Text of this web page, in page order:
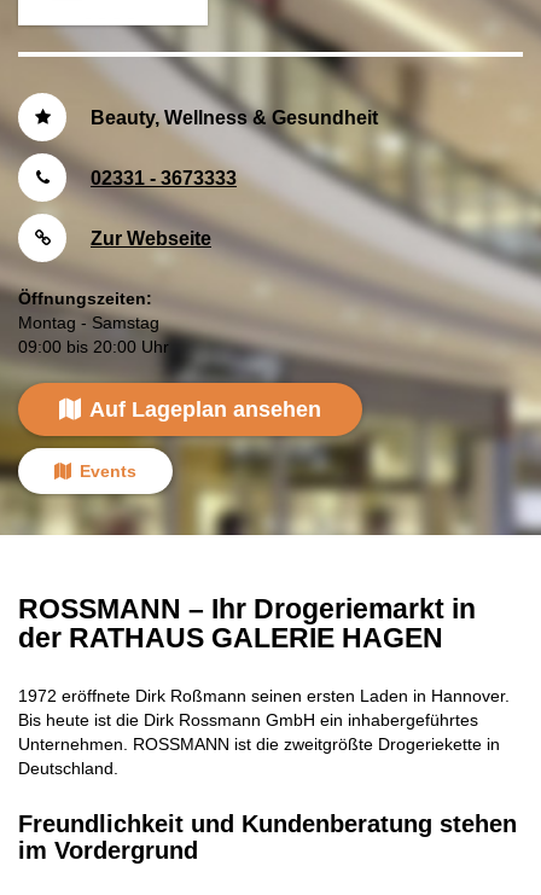
Beauty, Wellness & Gesundheit
02331 - 3673333
Zur Webseite
Öffnungszeiten:
Montag - Samstag
09:00 bis 20:00 Uhr
Auf Lageplan ansehen
Events
ROSSMANN – Ihr Drogeriemarkt in
der RATHAUS GALERIE HAGEN
1972 eröffnete Dirk Roßmann seinen ersten Laden in Hannover.
Bis heute ist die Dirk Rossmann GmbH ein inhabergeführtes
Unternehmen. ROSSMANN ist die zweitgrößte Drogeriekette in
Deutschland.
Freundlichkeit und Kundenberatung stehen
im Vordergrund